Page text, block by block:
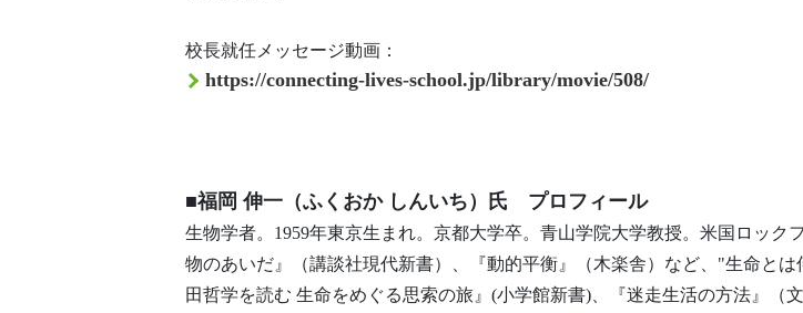
校長就任メッセージ動画：
https://connecting-lives-school.jp/library/movie/508/
■福岡 伸一（ふくおか しんいち）氏 プロフィール
生物学者。1959年東京生まれ。京都大学卒。青山学院大学教授。米国ロッ
物のあいだ』（講談社現代新書）、『動的平衡』（木楽舎）など、"生命と
田哲学を読む 生命をめぐる思索の旅』(小学館新書)、『迷走生活の方法』（